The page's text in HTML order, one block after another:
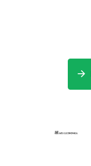
употребления